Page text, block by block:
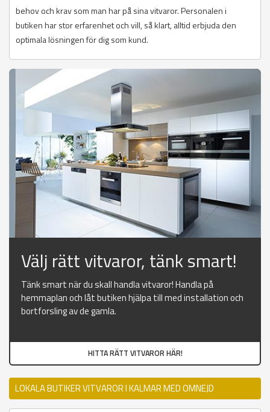
behov och krav som man har på sina vitvaror. Personalen i
butiken har stor erfarenhet och vill, så klart, alltid erbjuda den
optimala lösningen för dig som kund.
Välj rätt vitvaror, tänk smart!
Tänk smart när du skall handla vitvaror! Handla på
hemmaplan och låt butiken hjälpa till med installation och
bortforsling av de gamla.
HITTA RÄTT VITVAROR HÄR!
LOKALA BUTIKER VITVAROR I KALMAR MED OMNEJD